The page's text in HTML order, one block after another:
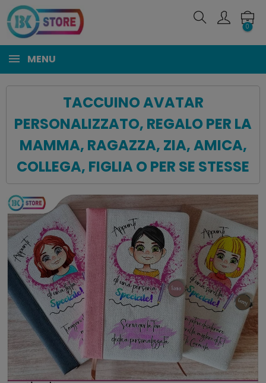
0
MENU
TACCUINO AVATAR
PERSONALIZZATO, REGALO PER LA
MAMMA, RAGAZZA, ZIA, AMICA,
COLLEGA, FIGLIA O PER SE STESSE